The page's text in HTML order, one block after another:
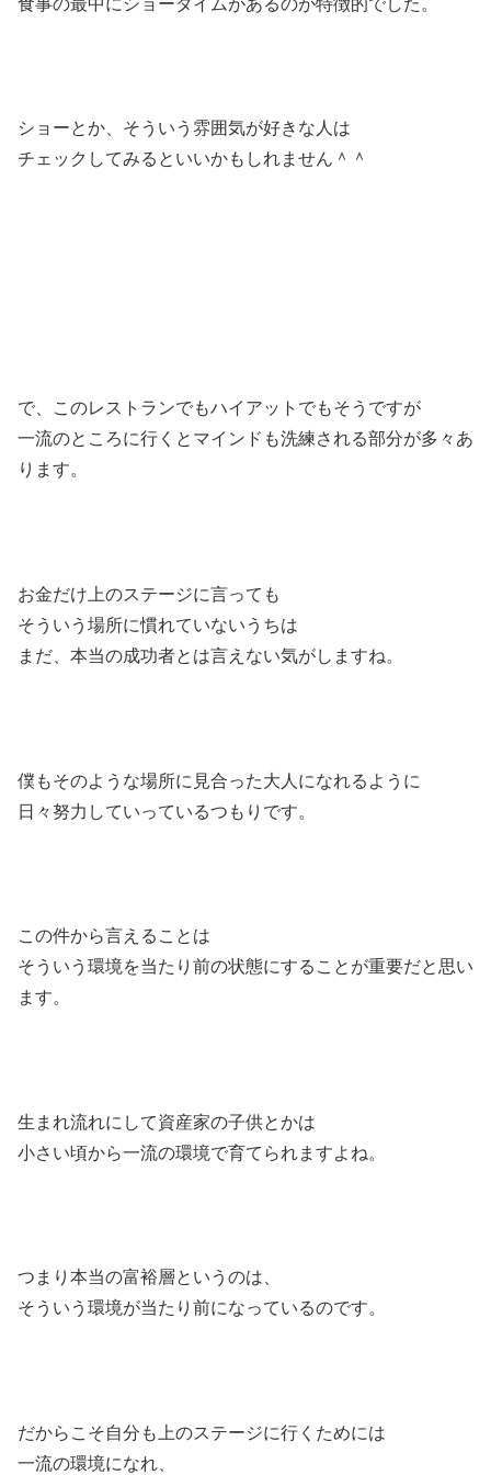
ショーとか、そういう雰囲気が好きな人は
チェックしてみるといいかもしれません＾＾
で、このレストランでもハイアットでもそうですが
一流のところに行くとマインドも洗練される部分が多々あ
ります。
お金だけ上のステージに言っても
そういう場所に慣れていないうちは
まだ、本当の成功者とは言えない気がしますね。
僕もそのような場所に見合った大人になれるように
日々努力していっているつもりです。
この件から言えることは
そういう環境を当たり前の状態にすることが重要だと思い
ます。
生まれ流れにして資産家の子供とかは
小さい頃から一流の環境で育てられますよね。
つまり本当の富裕層というのは、
そういう環境が当たり前になっているのです。
だからこそ自分も上のステージに行くためには
一流の環境になれ、